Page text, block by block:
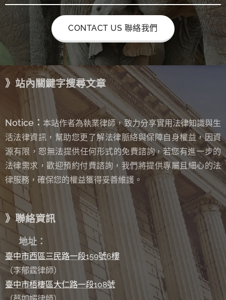
CONTACT US 聯絡我們
》站內關鍵字搜尋文章
Notice： 本站作者為執業律師，致力分享實用法律知識與生
活法律資訊，幫助您更了解法律脈絡與保障自身權益，因資
源有限，恕無法提供任何形式的免費諮詢， 若您有進一步的
法律需求，歡迎預約付費諮詢，我們將提供專屬且細心的法
律服務，確保您的權益獲得妥善維護。
》聯絡資訊
地址：
臺中市西區三民路一段159號6樓
（李郁霆律師）
臺中市梧棲區大仁路一段108號